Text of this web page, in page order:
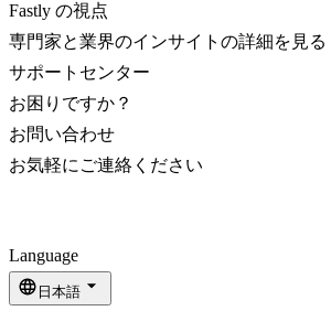
Fastly の視点
専門家と業界のインサイトの詳細を見る
サポートセンター
お困りですか？
お問い合わせ
お気軽にご連絡ください
Language
日本語